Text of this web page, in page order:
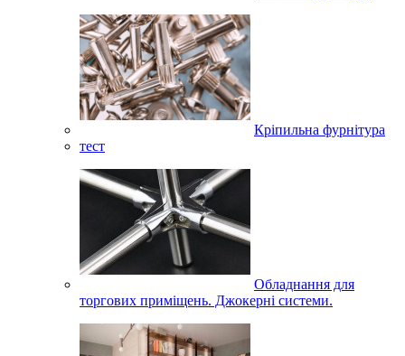
Кріпильна фурнітура
тест
Обладнання для
торгових приміщень. Джокерні системи.